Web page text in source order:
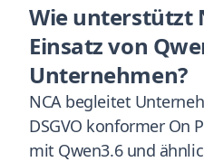
Wie unterstützt
Einsatz von
Unternehmen?
NCA begleitet
DSGVO konformer On
mit Qwen3.6 und